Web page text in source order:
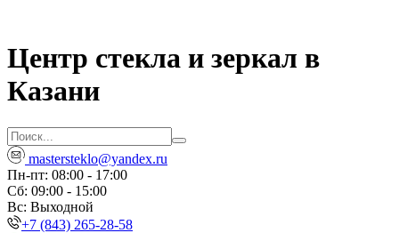
Центр стекла и зеркал в
Казани
mastersteklo@yandex.ru
Пн-пт: 08:00 - 17:00
Сб: 09:00 - 15:00
Вc: Выходной
+7 (843) 265-28-58